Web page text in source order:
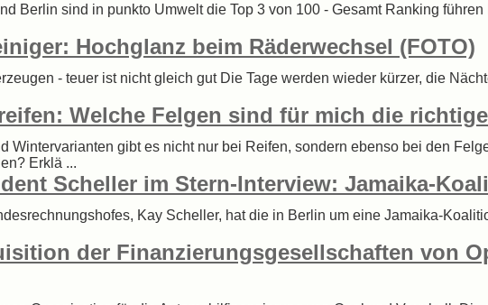
Berlin sind in punkto Umwelt die Top 3 von 100 - Gesamt Ranking
Hochglanz beim Räderwechsel (FOTO)
- teuer ist nicht gleich gut Die Tage werden wieder kürzer, die
Welche Felgen sind für mich die
Wintervarianten gibt es nicht nur bei Reifen, sondern ebenso bei den
Erklä ...
Scheller im Stern-Interview: Jamaika-
Kay Scheller, hat die in Berlin um eine Jamaika-
der Finanzierungsgesellschaften von